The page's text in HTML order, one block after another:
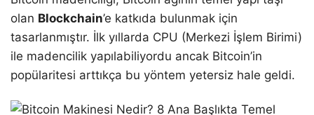
olan Blockchain’e katkıda bulunmak için
tasarlanmıştır. İlk yıllarda CPU (Merkezi İşlem Birimi)
ile madencilik yapılabiliyordu ancak Bitcoin’in
popülaritesi arttıkça bu yöntem yetersiz hale geldi.